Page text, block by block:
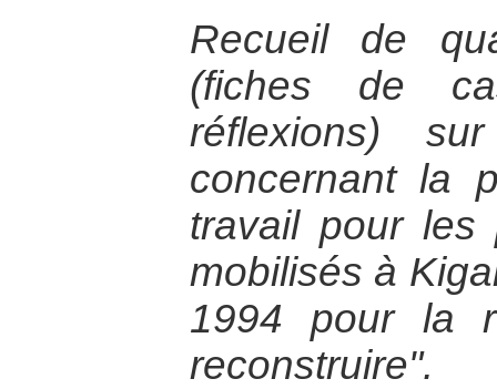
Recueil de
(fiches de
réflexions)
concernant la
travail pour les
mobilisés à
1994 pour la
reconstruire".